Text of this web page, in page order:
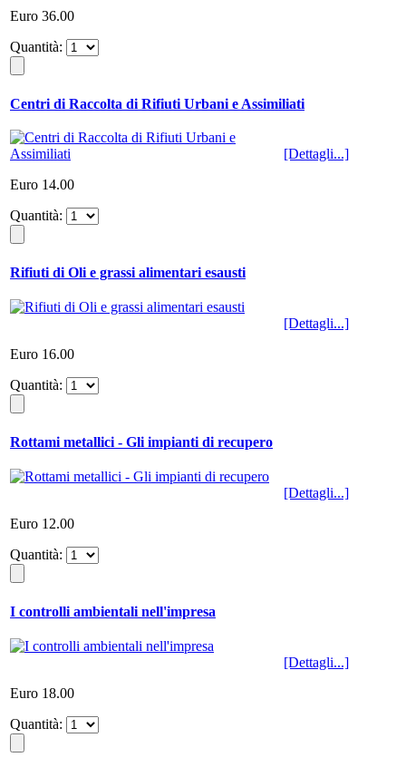
Euro 36.00
Quantità:
Centri di Raccolta di Rifiuti Urbani e Assimiliati
[Dettagli...]
Euro 14.00
Quantità:
Rifiuti di Oli e grassi alimentari esausti
[Dettagli...]
Euro 16.00
Quantità:
Rottami metallici - Gli impianti di recupero
[Dettagli...]
Euro 12.00
Quantità:
I controlli ambientali nell'impresa
[Dettagli...]
Euro 18.00
Quantità: